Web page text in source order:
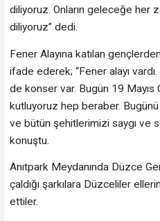
diliyoruz. Onların geleceğe her
diliyoruz” dedi.
Fener Alayına katılan
ifade ederek; “Fener alayı
de konser var. Bugün 19 Mayıs
kutluyoruz hep beraber.
ve bütün şehitlerimizi saygı ve
konuştu.
Anıtpark Meydanında Düzce
çaldığı şarkılara Düzceliler
ettiler.